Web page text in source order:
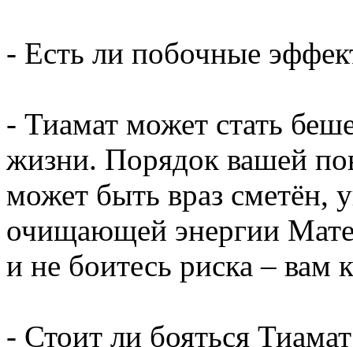
- Есть ли побочные
- Тиамат может стать
жизни. Порядок вашей
может быть враз сметён,
очищающей энергии
и не боитесь риска – вам
- Стоит ли бояться